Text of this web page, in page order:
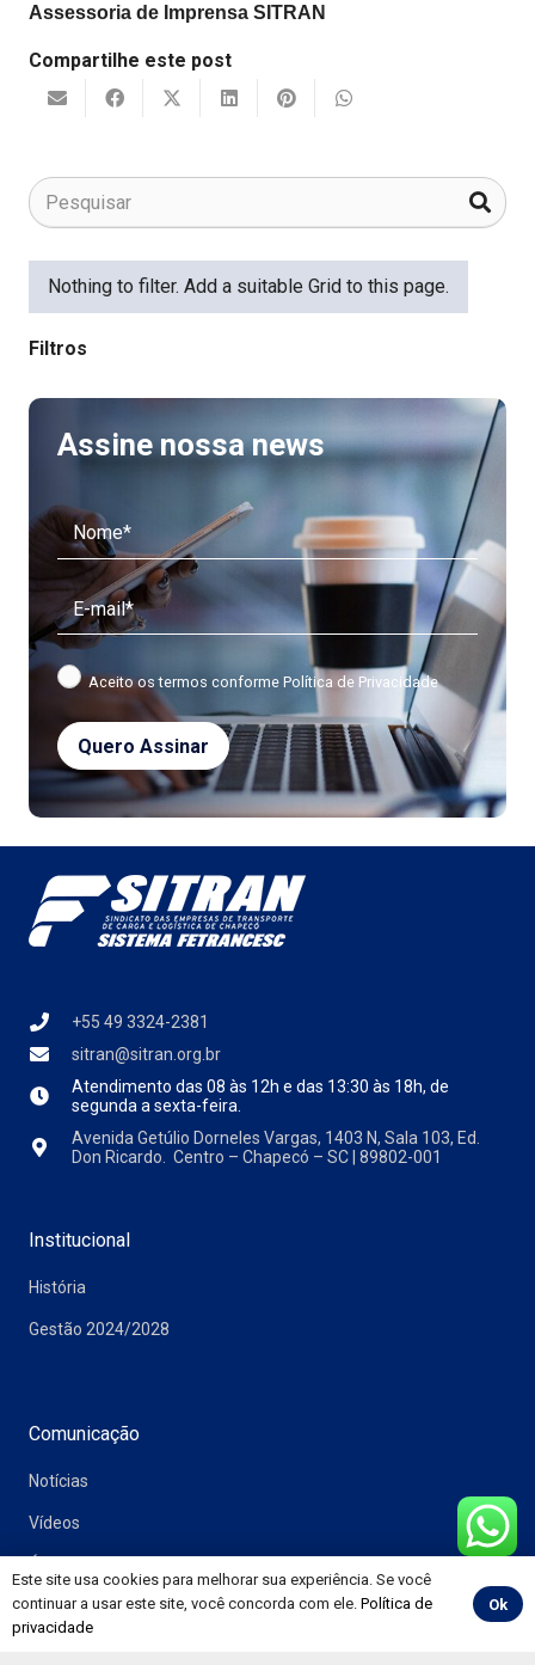
Assessoria de Imprensa SITRAN
Compartilhe este post
Nothing to filter. Add a suitable Grid to this page.
Filtros
Assine nossa news
Aceito os termos conforme Política de Privacidade
+55 49 3324-2381
sitran@sitran.org.br
Atendimento das 08 às 12h e das 13:30 às 18h, de
segunda a sexta-feira.
Avenida Getúlio Dorneles Vargas, 1403 N, Sala 103, Ed.
Don Ricardo. Centro – Chapecó – SC | 89802-001
Institucional
História
Gestão 2024/2028
Comunicação
Notícias
Vídeos
Informativos
Este site usa cookies para melhorar sua experiência. Se você
continuar a usar este site, você concorda com ele. Política de
privacidade
Ok